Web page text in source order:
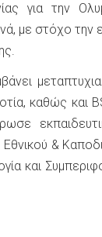
για την
με στόχο την
καθώς και
&
και